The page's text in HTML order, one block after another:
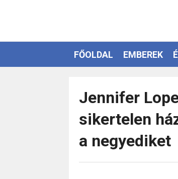
FŐOLDAL EMBEREK
Jennifer
sikertelen
a negyediket